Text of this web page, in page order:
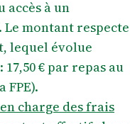
accès à un
montant respecte
lequel évolue
€ par repas au
FPE).
charge des frais